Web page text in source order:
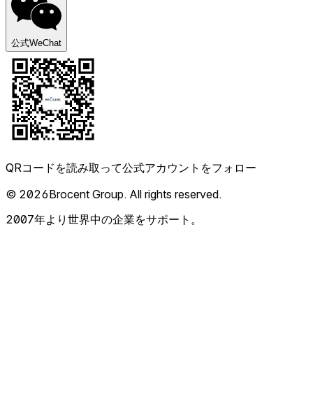
公式WeChat
QRコードを読み取って公式アカウントをフォロー
© 2026Brocent Group. All rights reserved.
2007年より世界中の企業をサポート。